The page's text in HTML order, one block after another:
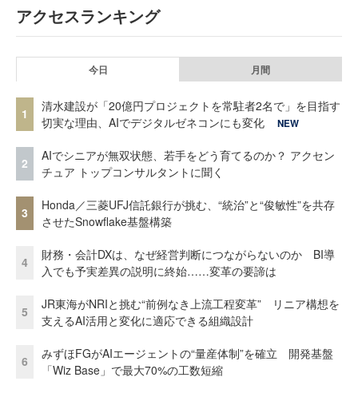
アクセスランキング
今日 月間
1
清水建設が「20億円プロジェクトを常駐者2名で」を目指す
切実な理由、AIでデジタルゼネコンにも変化
NEW
2
AIでシニアが無双状態、若手をどう育てるのか？ アクセン
チュア トップコンサルタントに聞く
3
Honda／三菱UFJ信託銀行が挑む、“統治”と“俊敏性”を共存
させたSnowflake基盤構築
4
財務・会計DXは、なぜ経営判断につながらないのか BI導
入でも予実差異の説明に終始……変革の要諦は
5
JR東海がNRIと挑む“前例なき上流工程変革” リニア構想を
支えるAI活用と変化に適応できる組織設計
6
みずほFGがAIエージェントの“量産体制”を確立 開発基盤
「Wiz Base」で最大70%の工数短縮